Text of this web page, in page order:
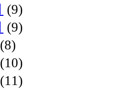
(9)
(9)
(8)
(10)
(11)